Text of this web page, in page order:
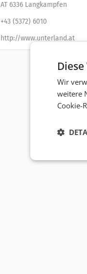
AT 6336 Langkampfen
+43 (5372) 6010
http://www.unterland.at
Wir
weitere
Cookie-